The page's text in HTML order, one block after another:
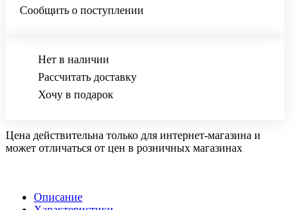
Сообщить о поступлении
Нет в наличии
Рассчитать доставку
Хочу в подарок
Цена действительна только для интернет-магазина и
может отличаться от цен в розничных магазинах
Описание